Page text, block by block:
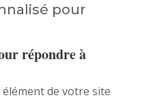
pour
répondre à
élément de votre site